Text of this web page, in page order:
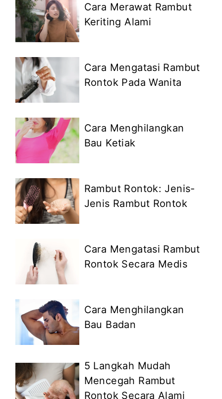
Cara Merawat Rambut
Keriting Alami
Cara Mengatasi Rambut
Rontok Pada Wanita
Cara Menghilangkan
Bau Ketiak
Rambut Rontok: Jenis-
Jenis Rambut Rontok
Cara Mengatasi Rambut
Rontok Secara Medis
Cara Menghilangkan
Bau Badan
5 Langkah Mudah
Mencegah Rambut
Rontok Secara Alami